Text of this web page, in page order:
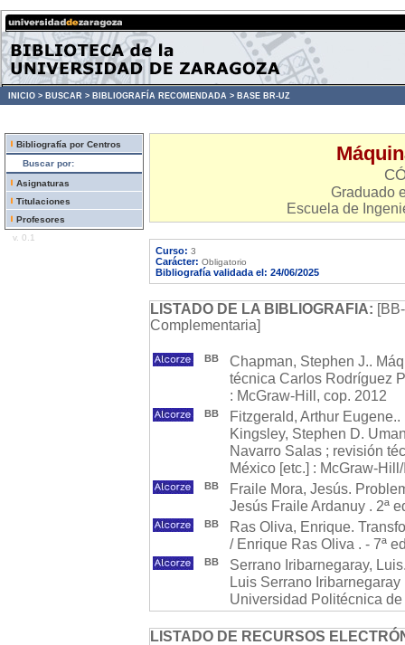
INICIO > BUSCAR > BIBLIOGRAFÍA RECOMENDADA > BASE BR-UZ
Bibliografía por Centros
Buscar por:
Asignaturas
Titulaciones
Profesores
v. 0.1
Graduado
Escuela de
Curso: 3
Carácter: Obligatorio
Bibliografía validada el: 24/06/2025
LISTADO DE LA BIBLIOGRAFIA:
Complementaria]
BB
Chapman, Stephen J..
técnica Carlos Rodríguez
: McGraw-Hill, cop. 2012
BB
Fitzgerald, Arthur
Kingsley, Stephen D.
Navarro Salas ; revisión
México [etc.] : McGraw-
BB
Fraile Mora, Jesús.
Jesús Fraile Ardanuy . 2ª
BB
Ras Oliva, Enrique.
/ Enrique Ras Oliva . - 7ª
BB
Serrano Iribarnegaray,
Luis Serrano
Universidad Politécnica
LISTADO DE RECURSOS